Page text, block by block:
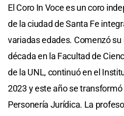
El Coro In Voce es un coro
de la ciudad de Santa Fe
variadas edades. Comenzó
década en la Facultad de
de la UNL, continuó en el
2023 y este año se
Personería Jurídica. La